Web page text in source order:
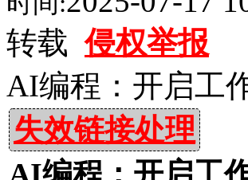
转载侵权举报
AI编程：开启工
失效链接处理